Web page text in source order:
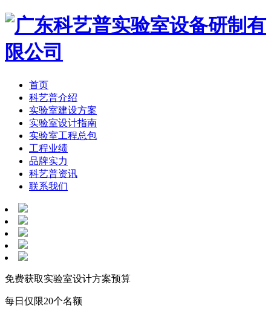
首页
科艺普介绍
实验室建设方案
实验室设计指南
实验室工程总包
工程业绩
品牌实力
科艺普资讯
联系我们
免费获取实验室设计方案预算
每日仅限20个名额